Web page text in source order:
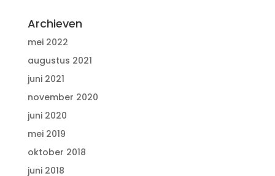
Archieven
mei 2022
augustus 2021
juni 2021
november 2020
juni 2020
mei 2019
oktober 2018
juni 2018